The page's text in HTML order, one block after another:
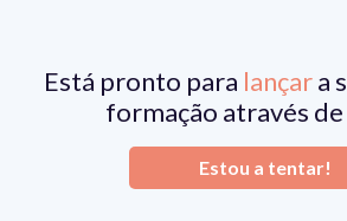
Está pronto para lançara
formação através
Estou a tentar!